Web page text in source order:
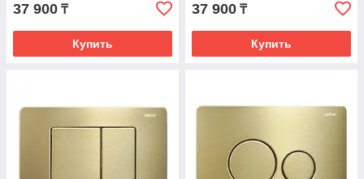
37 900 ₸
Купить
37 900 ₸
Купить